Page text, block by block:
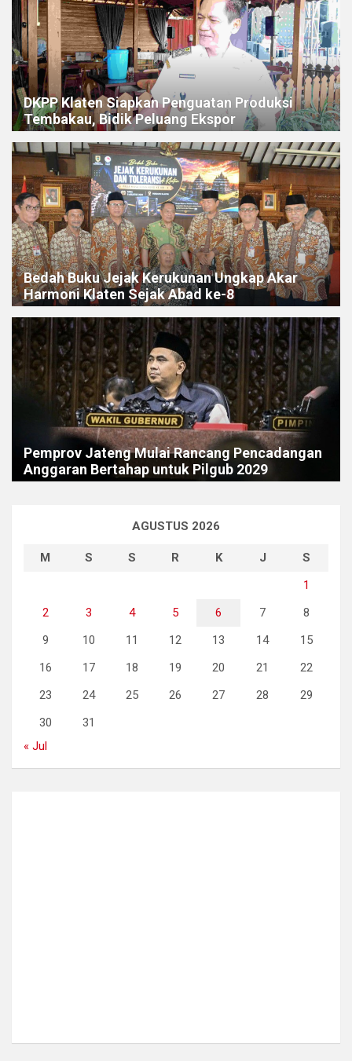
DKPP Klaten Siapkan Penguatan Produksi
Tembakau, Bidik Peluang Ekspor
Bedah Buku Jejak Kerukunan Ungkap Akar
Harmoni Klaten Sejak Abad ke-8
Pemprov Jateng Mulai Rancang Pencadangan
Anggaran Bertahap untuk Pilgub 2029
AGUSTUS 2026
M S S R K J
S
1
2
3 4 5 6 7
8
9
10 11 12 13 14
15
16
17 18 19 20 21
22
23
24 25 26 27 28
29
30
31
« Jul